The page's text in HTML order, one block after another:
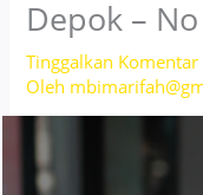
Depok –
Tinggalkan Komentar
Oleh